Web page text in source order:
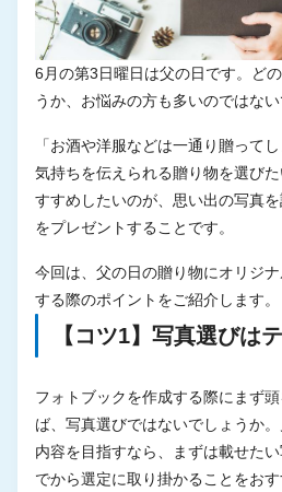
6月の第3日曜日は父の日です。ど
うか、お悩みの方も多いのではない
「お酒や洋服などは一通り贈って
気持ちを伝えられる贈り物を選び
すすめしたいのが、思い出の写真
をプレゼントすることです。
今回は、父の日の贈り物にオリジ
する際のポイントをご紹介します。
【コツ1】写真選びは
フォトブックを作成する際にまず
ば、写真選びではないでしょうか
内容を目指すなら、まずは載せた
でから選定に取り掛かることをおす